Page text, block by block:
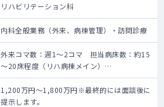
リハビリテーション科
内科全般業務（外来、病棟管理）・訪問診療
外来コマ数：週1～2コマ 担当病床数：約15
～20床程度（リハ病棟メイン）
1）一般(専門)外来：約1～2コマ/週、健診あ
り
2）病棟管理：受持ち患者 約15～20名
1,200万円～1,800万円※最終的には面談後に
提示します。